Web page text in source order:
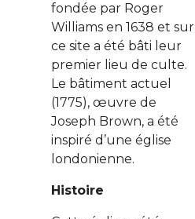
fondée par Roger
Williams en 1638 et sur
ce site a été bâti leur
premier lieu de culte.
Le bâtiment actuel
(1775), œuvre de
Joseph Brown, a été
inspiré d’une église
londonienne.
Histoire